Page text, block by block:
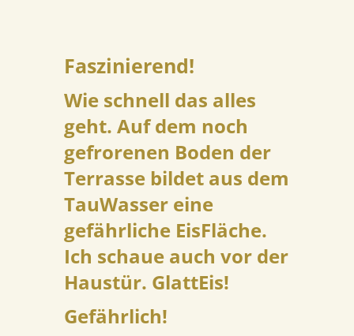
Faszinierend!
Wie schnell das alles
geht. Auf dem noch
gefrorenen Boden der
Terrasse bildet aus dem
TauWasser eine
gefährliche EisFläche.
Ich schaue auch vor der
Haustür. GlattEis!
Gefährlich!